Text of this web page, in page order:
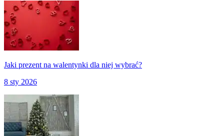
Jaki prezent na walentynki dla niej wybrać?
8 sty 2026